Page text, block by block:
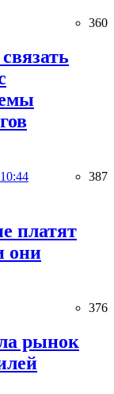
360
387
платят
они
376
рынок